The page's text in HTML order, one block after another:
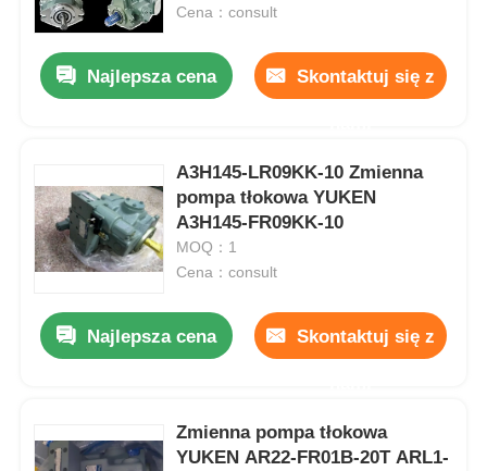
Cena：consult
Najlepsza cena Skontaktuj się z
A3H145-LR09KK-10 Zmienna
pompa tłokowa YUKEN
A3H145-FR09KK-10
MOQ：1
Cena：consult
Najlepsza cena Skontaktuj się z
Zmienna pompa tłokowa
YUKEN AR22-FR01B-20T ARL1-